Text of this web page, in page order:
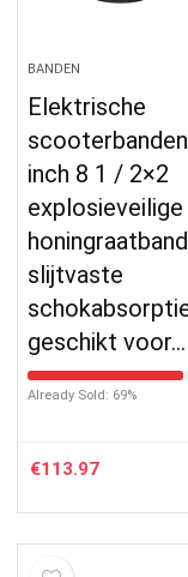
BANDEN
Elektrische
inch 8 1 / 2×2
explosieveilige
slijtvaste
geschikt voor…
Already Sold: 69%
€113.97